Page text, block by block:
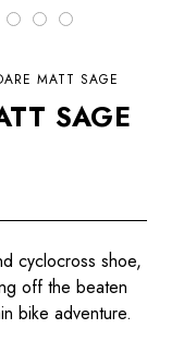
MATT SAGE
SAGE
cyclocross shoe,
off the beaten
bike adventure.